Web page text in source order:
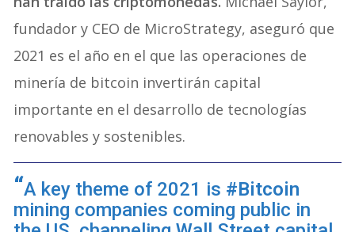
fundador y CEO de MicroStrategy, aseguró que
2021 es el año en el que las operaciones de
minería de bitcoin invertirán capital
importante en el desarrollo de tecnologías
renovables y sostenibles.
A key theme of 2021 is #Bitcoin
mining companies coming public in